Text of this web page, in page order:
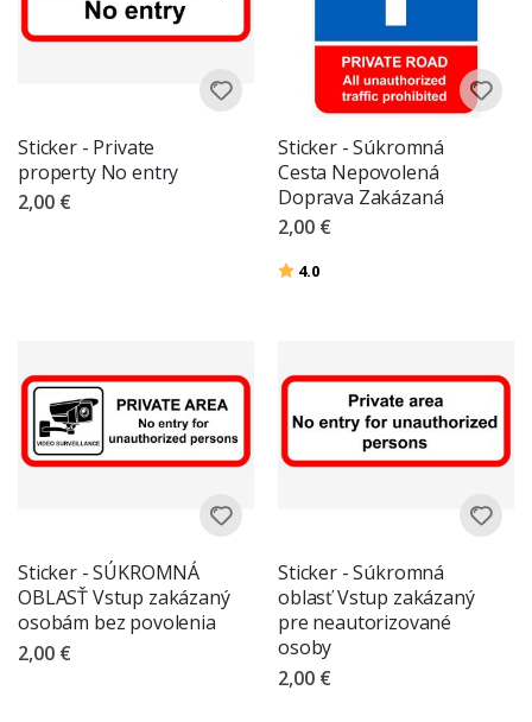
Sticker - Private
property No entry
2,00 €
Sticker - Súkromná
Cesta Nepovolená
Doprava Zakázaná
2,00 €
Hodnotenie:
4.0
Sticker - SÚKROMNÁ
OBLASŤ Vstup zakázaný
osobám bez povolenia
2,00 €
Sticker - Súkromná
oblasť Vstup zakázaný
pre neautorizované
osoby
2,00 €